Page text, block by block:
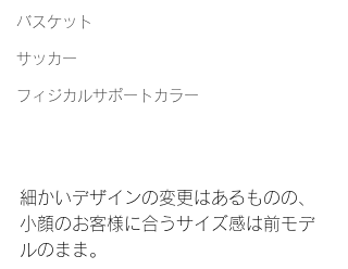
バスケット
サッカー
フィジカルサポートカラー
細かいデザインの変更はあるものの、
小顔のお客様に合うサイズ感は前モデ
ルのまま。